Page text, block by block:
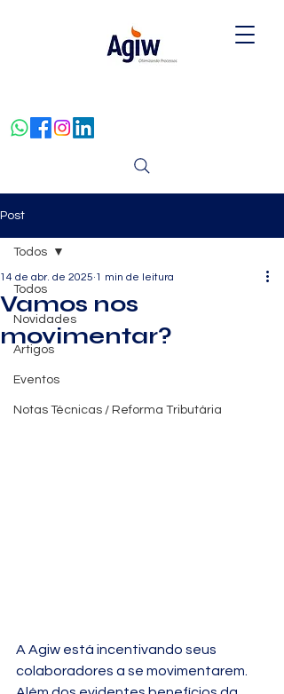
Post
Todos
Novidades
Artigos
Eventos
Notas Técnicas / Reforma Tributária
Todos
Vamos nos
movimentar?
14 de abr. de 2025 1 min de leitura
A Agiw está incentivando seus
colaboradores a se movimentarem.